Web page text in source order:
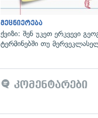
მეცნიერება
ქვიზი: შენ უკეთ ერკვევი
ტერმინებში თუ
კომენტარები